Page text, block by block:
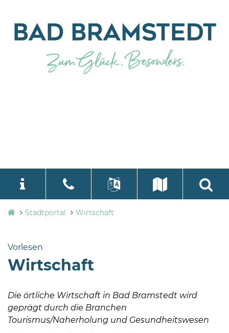
Stadtverwaltung
Bramstedt
Bleeck 15-
Bramstedt
04192-
506-
language
Select Language
Stadtportal Wirtschaft
Vorlesen
Wirtschaft
Die örtliche Wirtschaft in Bad Bramstedt wird
geprägt durch die Branchen
Tourismus/Naherholung und Gesundheitswesen